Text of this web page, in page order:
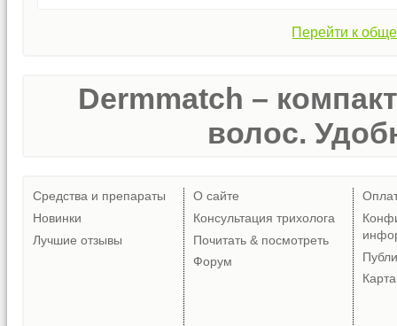
Перейти к
Dermmatch –
волос.
Средства и препараты
Новинки
Лучшие отзывы
О сайте
Консультация трихолога
Почитать & посмотреть
Форум